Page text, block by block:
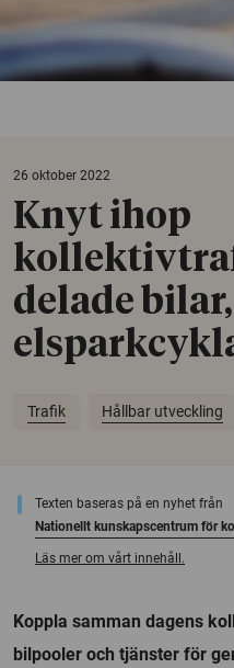
26 oktober 2022
Knyt ihop
delade
Trafik Hållbar utveckling
Texten baseras på en nyhet från
Nationellt kunskapscentrum för
Läs mer om vårt innehåll.
Koppla samman dagens
bilpooler och tjänster för